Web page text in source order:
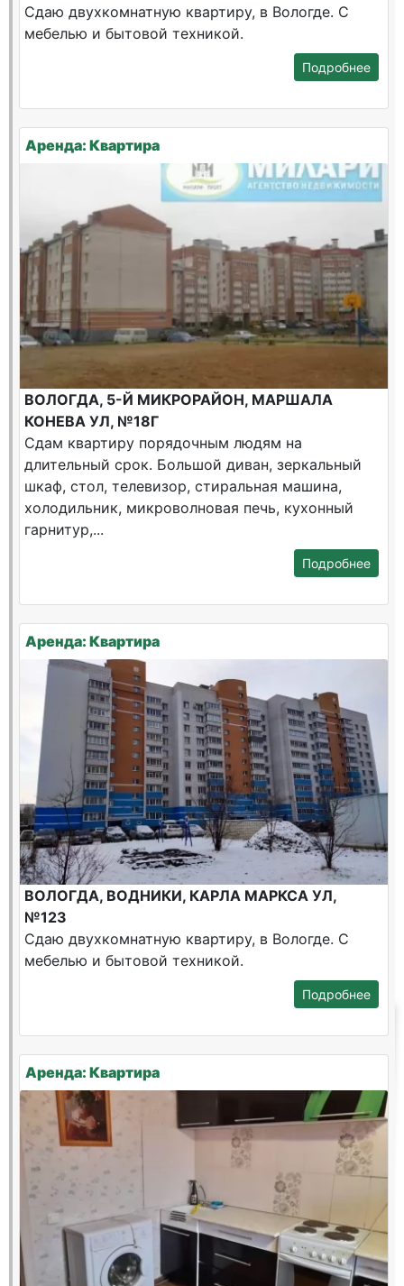
Сдаю двухкомнатную квартиру, в Вологде. С
мебелью и бытовой техникой.
Подробнее
Аренда: Квартира
ВОЛОГДА, 5-Й МИКРОРАЙОН, МАРШАЛА
КОНЕВА УЛ, №18Г
Сдам квартиру порядочным людям на
длительный срок. Большой диван, зеркальный
шкаф, стол, телевизор, стиральная машина,
холодильник, микроволновая печь, кухонный
гарнитур,...
Подробнее
Аренда: Квартира
ВОЛОГДА, ВОДНИКИ, КАРЛА МАРКСА УЛ,
№123
Сдаю двухкомнатную квартиру, в Вологде. С
мебелью и бытовой техникой.
Подробнее
Аренда: Квартира